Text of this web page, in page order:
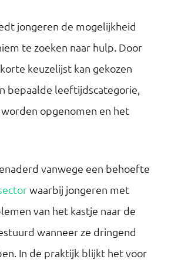
jongeren de mogelijkheid
te zoeken naar hulp. Door
keuzelijst kan gekozen
bepaalde leeftijdscategorie,
opgenomen en het
vanwege een behoefte
waarbij jongeren met
van het kastje naar de
wanneer ze dringend
In de praktijk blijkt het voor